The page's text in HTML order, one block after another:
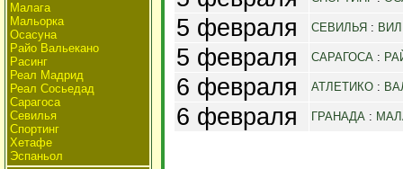
Малага
Мальорка
Осасуна
Райо Вальекано
Расинг
Реал Мадрид
Реал Сосьедад
Сарагоса
Севилья
Спортинг
Хетафе
Эспаньол
5 февраля СЕВИЛЬЯ :
5 февраля САРАГОСА :
6 февраля АТЛЕТИКО :
6 февраля ГРАНАДА :